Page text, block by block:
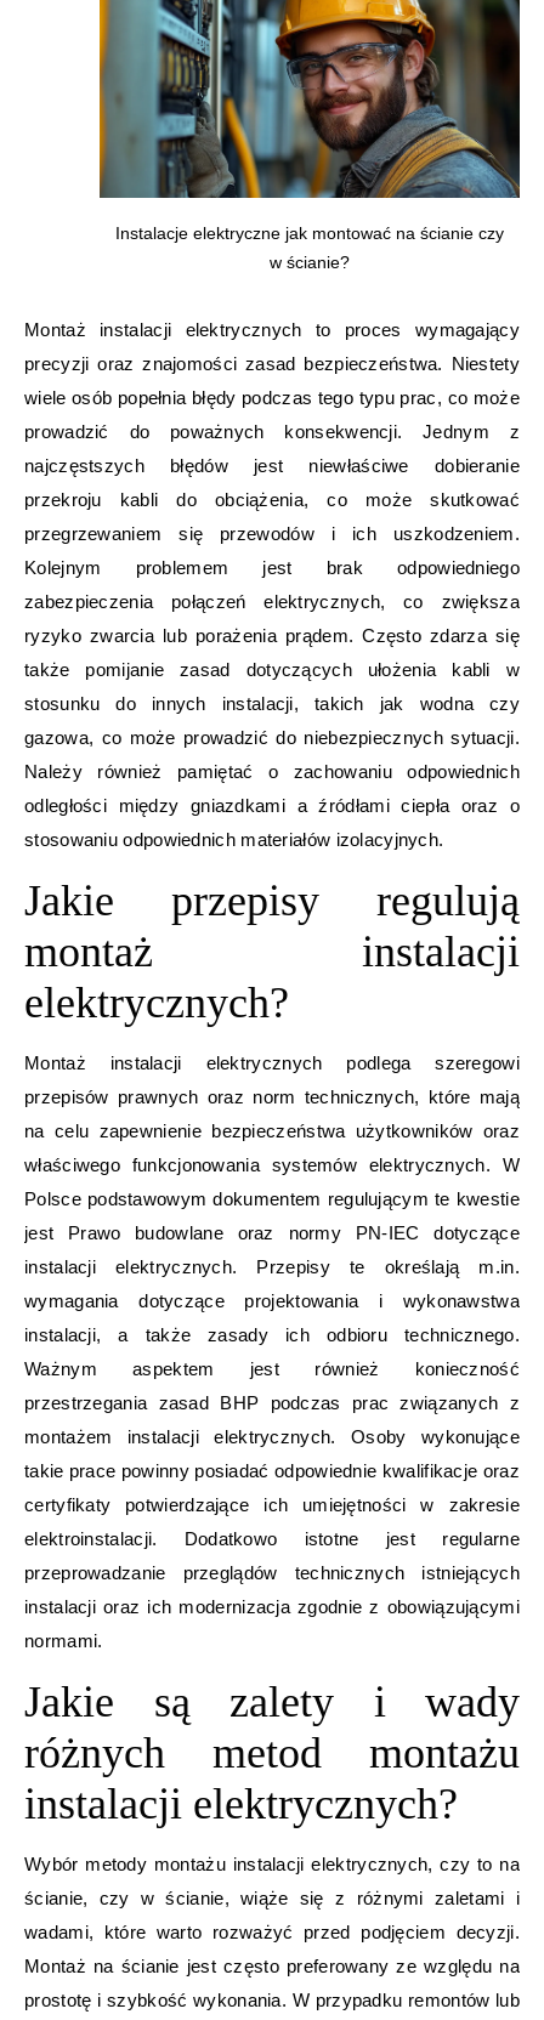
Instalacje elektryczne jak montować na ścianie czy
w ścianie?
Montaż instalacji elektrycznych to proces wymagający
precyzji oraz znajomości zasad bezpieczeństwa. Niestety
wiele osób popełnia błędy podczas tego typu prac, co może
prowadzić do poważnych konsekwencji. Jednym z
najczęstszych błędów jest niewłaściwe dobieranie
przekroju kabli do obciążenia, co może skutkować
przegrzewaniem się przewodów i ich uszkodzeniem.
Kolejnym problemem jest brak odpowiedniego
zabezpieczenia połączeń elektrycznych, co zwiększa
ryzyko zwarcia lub porażenia prądem. Często zdarza się
także pomijanie zasad dotyczących ułożenia kabli w
stosunku do innych instalacji, takich jak wodna czy
gazowa, co może prowadzić do niebezpiecznych sytuacji.
Należy również pamiętać o zachowaniu odpowiednich
odległości między gniazdkami a źródłami ciepła oraz o
stosowaniu odpowiednich materiałów izolacyjnych.
Jakie przepisy regulują
montaż instalacji
elektrycznych?
Montaż instalacji elektrycznych podlega szeregowi
przepisów prawnych oraz norm technicznych, które mają
na celu zapewnienie bezpieczeństwa użytkowników oraz
właściwego funkcjonowania systemów elektrycznych. W
Polsce podstawowym dokumentem regulującym te kwestie
jest Prawo budowlane oraz normy PN-IEC dotyczące
instalacji elektrycznych. Przepisy te określają m.in.
wymagania dotyczące projektowania i wykonawstwa
instalacji, a także zasady ich odbioru technicznego.
Ważnym aspektem jest również konieczność
przestrzegania zasad BHP podczas prac związanych z
montażem instalacji elektrycznych. Osoby wykonujące
takie prace powinny posiadać odpowiednie kwalifikacje oraz
certyfikaty potwierdzające ich umiejętności w zakresie
elektroinstalacji. Dodatkowo istotne jest regularne
przeprowadzanie przeglądów technicznych istniejących
instalacji oraz ich modernizacja zgodnie z obowiązującymi
normami.
Jakie są zalety i wady
różnych metod montażu
instalacji elektrycznych?
Wybór metody montażu instalacji elektrycznych, czy to na
ścianie, czy w ścianie, wiąże się z różnymi zaletami i
wadami, które warto rozważyć przed podjęciem decyzji.
Montaż na ścianie jest często preferowany ze względu na
prostotę i szybkość wykonania. W przypadku remontów lub